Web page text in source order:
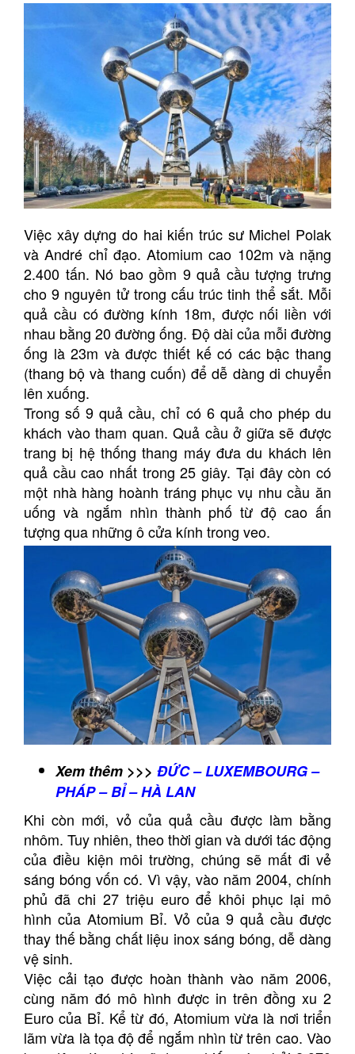
Việc xây dựng do hai kiến ​​trúc sư Michel Polak
và André chỉ đạo. Atomium cao 102m và nặng
2.400 tấn. Nó bao gồm 9 quả cầu tượng trưng
cho 9 nguyên tử trong cấu trúc tinh thể sắt. Mỗi
quả cầu có đường kính 18m, được nối liền với
nhau bằng 20 đường ống. Độ dài của mỗi đường
ống là 23m và được thiết kế có các bậc thang
(thang bộ và thang cuốn) để dễ dàng di chuyển
lên xuống.
Trong số 9 quả cầu, chỉ có 6 quả cho phép du
khách vào tham quan. Quả cầu ở giữa sẽ được
trang bị hệ thống thang máy đưa du khách lên
quả cầu cao nhất trong 25 giây. Tại đây còn có
một nhà hàng hoành tráng phục vụ nhu cầu ăn
uống và ngắm nhìn thành phố từ độ cao ấn
tượng qua những ô cửa kính trong veo.
Xem thêm >>> ĐỨC – LUXEMBOURG –
PHÁP – BỈ – HÀ LAN
Khi còn mới, vỏ của quả cầu được làm bằng
nhôm. Tuy nhiên, theo thời gian và dưới tác động
của điều kiện môi trường, chúng sẽ mất đi vẻ
sáng bóng vốn có. Vì vậy, vào năm 2004, chính
phủ đã chi 27 triệu euro để khôi phục lại mô
hình của Atomium Bỉ. Vỏ của 9 quả cầu được
thay thế bằng chất liệu inox sáng bóng, dễ dàng
vệ sinh.
Việc cải tạo được hoàn thành vào năm 2006,
cùng năm đó mô hình được in trên đồng xu 2
Euro của Bỉ. Kể từ đó, Atomium vừa là nơi triển
lãm vừa là tọa độ để ngắm nhìn từ trên cao. Vào